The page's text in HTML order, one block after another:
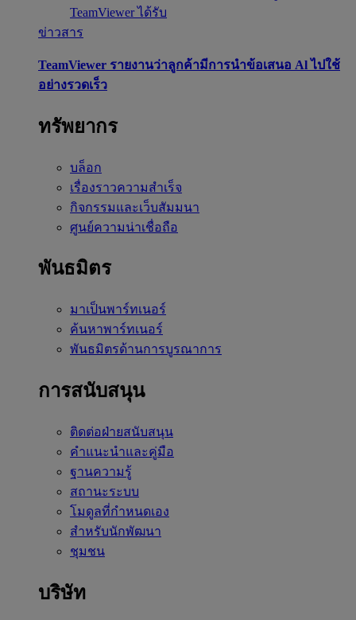
TeamViewer ได้รับ
ข่าวสาร
TeamViewer รายงานว่าลูกค้ามีการนำข้อเสนอ Al ไปใช้
อย่างรวดเร็ว
ทรัพยากร
บล็อก
เรื่องราวความสำเร็จ
กิจกรรมและเว็บสัมมนา
ศูนย์ความน่าเชื่อถือ
พันธมิตร
มาเป็นพาร์ทเนอร์
ค้นหาพาร์ทเนอร์
พันธมิตรด้านการบูรณาการ
การสนับสนุน
ติดต่อฝ่ายสนับสนุน
คำแนะนำและคู่มือ
ฐานความรู้
สถานะระบบ
โมดูลที่กำหนดเอง
สำหรับนักพัฒนา
ชุมชน
บริษัท